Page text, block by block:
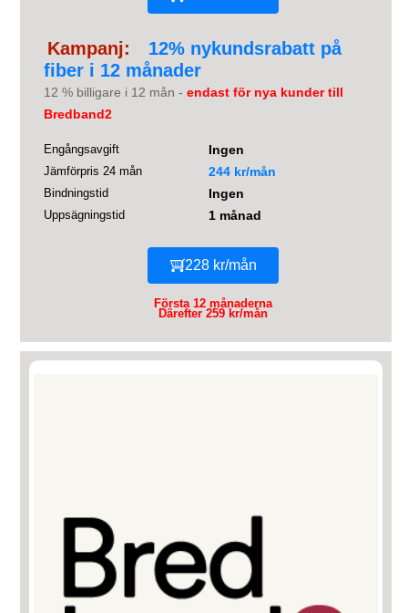
Kampanj:
12% nykundsrabatt på
fiber i 12 månader
12 % billigare i 12 mån - endast för nya kunder till
Bredband2
Engångsavgift Ingen
Jämförpris 24 mån 244 kr/mån
Bindningstid Ingen
Uppsägningstid 1 månad
228 kr/mån
Första 12 månaderna
Därefter 259 kr/mån